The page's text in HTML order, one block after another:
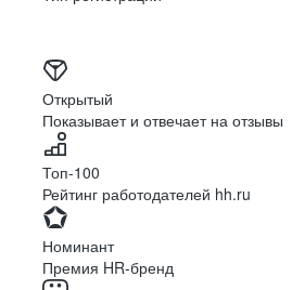
Открытый
Показывает и отвечает на отзывы
Топ-100
Рейтинг работодателей hh.ru
Номинант
Премия HR-бренд